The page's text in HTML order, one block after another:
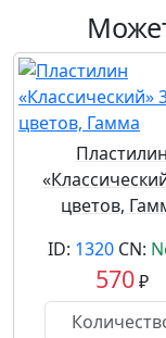
Пластилин
цветов,
ID: 1320 CN:
570₽